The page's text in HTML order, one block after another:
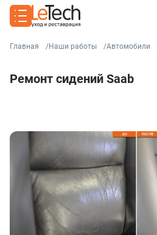
Главная Наши работы Автомобили
Ремонт сидений Saab